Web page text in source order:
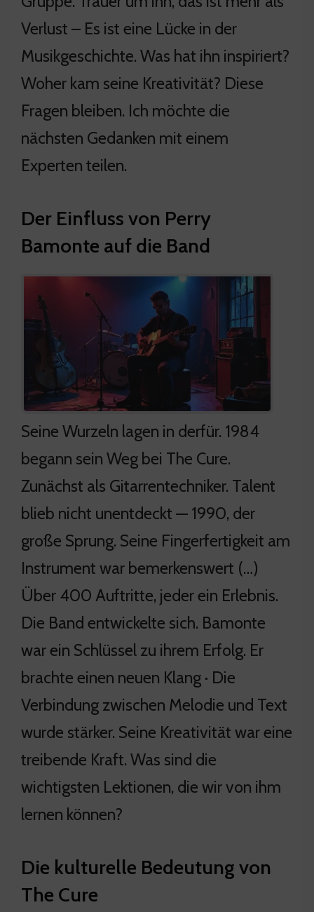
Verlust – Es ist eine Lücke in der
Musikgeschichte. Was hat ihn inspiriert?
Woher kam seine Kreativität? Diese
Fragen bleiben. Ich möchte die
nächsten Gedanken mit einem
Experten teilen.
Der Einfluss von Perry
Bamonte auf die Band
Seine Wurzeln lagen in derfür. 1984
begann sein Weg bei The Cure.
Zunächst als Gitarrentechniker. Talent
blieb nicht unentdeckt — 1990, der
große Sprung. Seine Fingerfertigkeit am
Instrument war bemerkenswert (…)
Über 400 Auftritte, jeder ein Erlebnis.
Die Band entwickelte sich. Bamonte
war ein Schlüssel zu ihrem Erfolg. Er
brachte einen neuen Klang · Die
Verbindung zwischen Melodie und Text
wurde stärker. Seine Kreativität war eine
treibende Kraft. Was sind die
wichtigsten Lektionen, die wir von ihm
lernen können?
Die kulturelle Bedeutung von
The Cure